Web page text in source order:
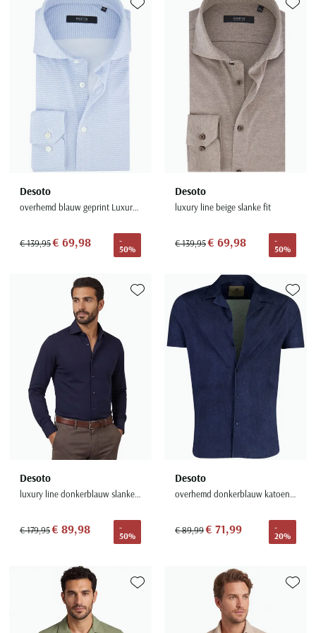
Desoto
overhemd blauw geprint Luxury Line Hai
€ 139,95€ 69,98
-
50%
Toevoegen aan favorieten
Desoto
luxury line beige slanke fit
€ 139,95€ 69,98
-
50%
Desoto
luxury line donkerblauw slanke fit
€ 179,95€ 89,98
-
50%
Toevoegen aan favorieten
Desoto
overhemd donkerblauw katoen reverskraag normale fit
€ 89,99€ 71,99
-
20%
Toevoegen aan favorieten